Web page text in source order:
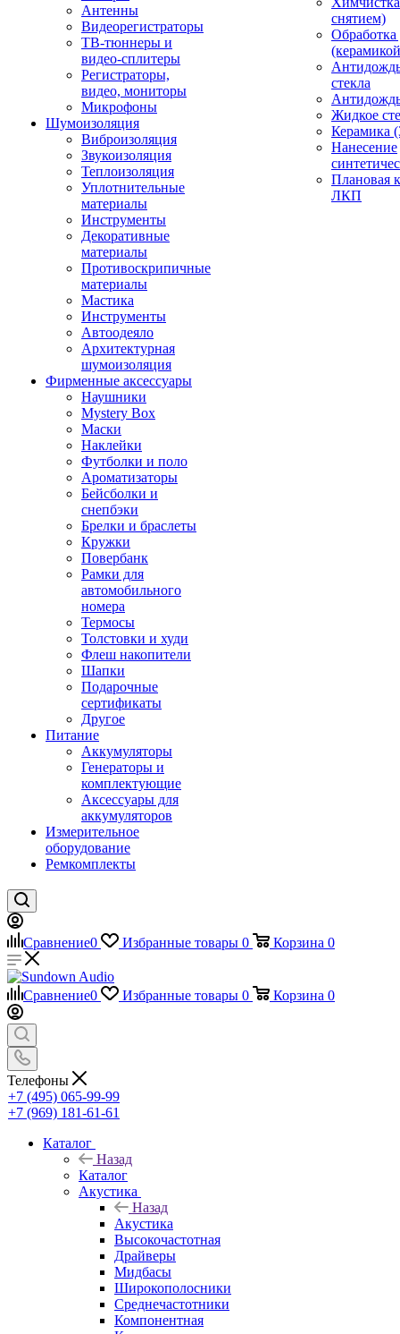
Антенны
Видеорегистраторы
ТВ-тюннеры и
видео-сплитеры
Регистраторы,
видео, мониторы
Микрофоны
Шумоизоляция
Виброизоляция
Звукоизоляция
Теплоизоляция
Уплотнительные
материалы
Инструменты
Декоративные
материалы
Противоскрипичные
материалы
Мастика
Инструменты
Автоодеяло
Архитектурная
шумоизоляция
Фирменные аксессуары
Наушники
Mystery Box
Маски
Наклейки
Футболки и поло
Ароматизаторы
Бейсболки и
снепбэки
Брелки и браслеты
Кружки
Повербанк
Рамки для
автомобильного
номера
Термосы
Толстовки и худи
Флеш накопители
Шапки
Подарочные
сертификаты
Другое
Питание
Аккумуляторы
Генераторы и
комплектующие
Аксессуары для
аккумуляторов
Измерительное
оборудование
Ремкомплекты
снятием)
Обработка
стекла
Жидкое
Керамика
Нанесение
Плановая
ЛКП
Сравнение0 Избранные товары 0 Корзина 0
Сравнение0 Избранные товары 0 Корзина 0
Телефоны
+7 (495) 065-99-99
+7 (969) 181-61-61
Каталог
Назад
Каталог
Акустика
Назад
Акустика
Высокочастотная
Драйверы
Мидбасы
Широкополосники
Среднечастотники
Компонентная